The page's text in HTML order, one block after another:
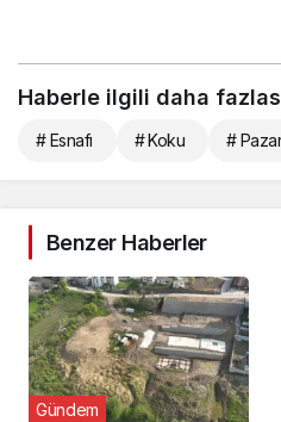
Haberle ilgili daha
# Esnafı # Koku #
Benzer Haberler
Gündem